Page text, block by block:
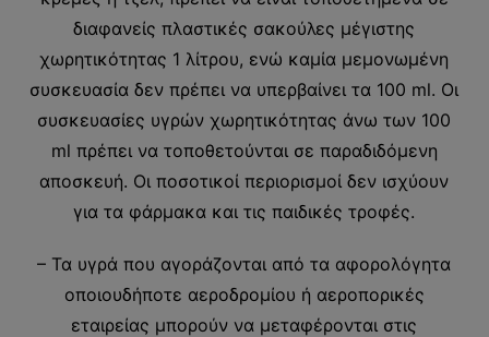
διαφανείς πλαστικές σακούλες μέγιστης
χωρητικότητας 1 λίτρου, ενώ καμία μεμονωμένη
συσκευασία δεν πρέπει να υπερβαίνει τα 100 ml. Οι
συσκευασίες υγρών χωρητικότητας άνω των 100
ml πρέπει να τοποθετούνται σε παραδιδόμενη
αποσκευή. Οι ποσοτικοί περιορισμοί δεν ισχύουν
για τα φάρμακα και τις παιδικές τροφές.
– Τα υγρά που αγοράζονται από τα αφορολόγητα
οποιουδήποτε αεροδρομίου ή αεροπορικές
εταιρείας μπορούν να μεταφέρονται στις